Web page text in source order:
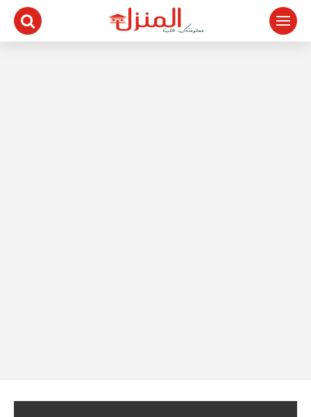
التجاوز
المحتوى